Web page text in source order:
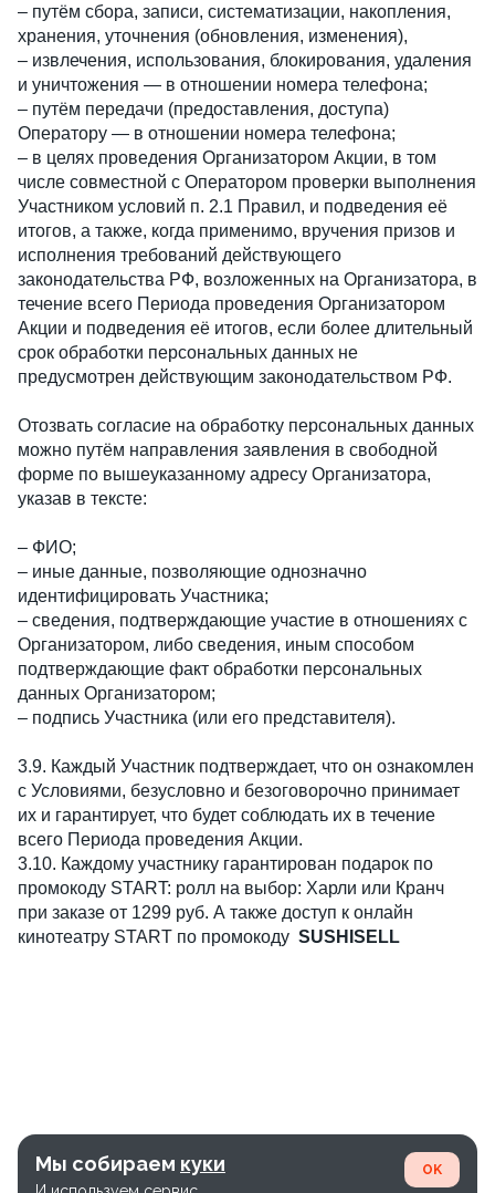
– путём сбора, записи, систематизации, накопления,
хранения, уточнения (обновления, изменения),
– извлечения, использования, блокирования, удаления
и уничтожения — в отношении номера телефона;
– путём передачи (предоставления, доступа)
Оператору — в отношении номера телефона;
– в целях проведения Организатором Акции, в том
числе совместной с Оператором проверки выполнения
Участником условий п. 2.1 Правил, и подведения её
итогов, а также, когда применимо, вручения призов и
исполнения требований действующего
законодательства РФ, возложенных на Организатора, в
течение всего Периода проведения Организатором
Акции и подведения её итогов, если более длительный
срок обработки персональных данных не
предусмотрен действующим законодательством РФ.
Отозвать согласие на обработку персональных данных
можно путём направления заявления в свободной
форме по вышеуказанному адресу Организатора,
указав в тексте:
– ФИО;
– иные данные, позволяющие однозначно
идентифицировать Участника;
– сведения, подтверждающие участие в отношениях с
Организатором, либо сведения, иным способом
подтверждающие факт обработки персональных
данных Организатором;
– подпись Участника (или его представителя).
3.9. Каждый Участник подтверждает, что он ознакомлен
с Условиями, безусловно и безоговорочно принимает
их и гарантирует, что будет соблюдать их в течение
всего Периода проведения Акции.
3.10. Каждому участнику гарантирован подарок по
промокоду START: ролл на выбор: Харли или Кранч
при заказе от 1299 руб. А также доступ к онлайн
кинотеатру START по промокоду SUSHISELL
Мы собираем куки OK